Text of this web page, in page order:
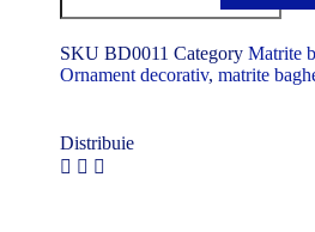
SKU BD0011 Category Matrite
Ornament decorativ, matrite
Distribuie